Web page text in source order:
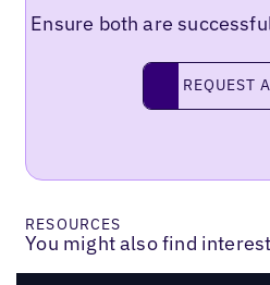
Ensure both are
Request a
REQUEST
RESOURCES
You might also find